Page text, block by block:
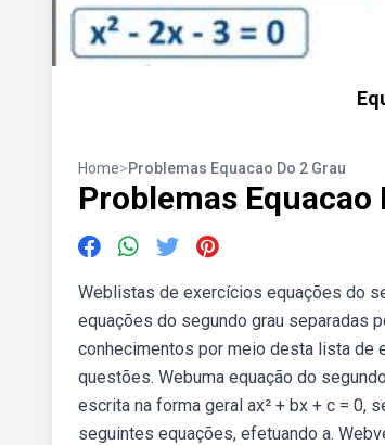
Home>Problemas Equacao Do 2 Grau
Problemas Equacao
Weblistas de exercícios equações do
equações do segundo grau separadas
conhecimentos por meio desta lista de
questões. Webuma equação do
escrita na forma geral ax² + bx + c = 0,
seguintes equações, efetuando a.